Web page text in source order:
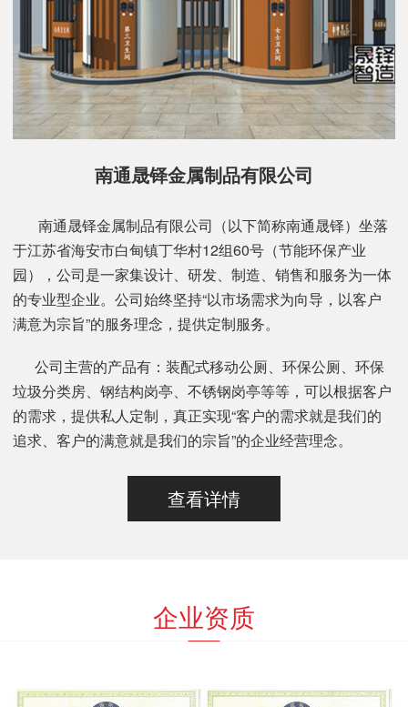
南通晟铎金属制品有限公司
南通晟铎金属制品有限公司（以下简称南通晟铎）坐落
于江苏省海安市白甸镇丁华村12组60号（节能环保产业
园），公司是一家集设计、研发、制造、销售和服务为一体
的专业型企业。公司始终坚持“以市场需求为向导，以客户
满意为宗旨”的服务理念，提供定制服务。
公司主营的产品有：装配式移动公厕、环保公厕、环保
垃圾分类房、钢结构岗亭、不锈钢岗亭等等，可以根据客户
的需求，提供私人定制，真正实现“客户的需求就是我们的
追求、客户的满意就是我们的宗旨”的企业经营理念。
查看详情
企业资质